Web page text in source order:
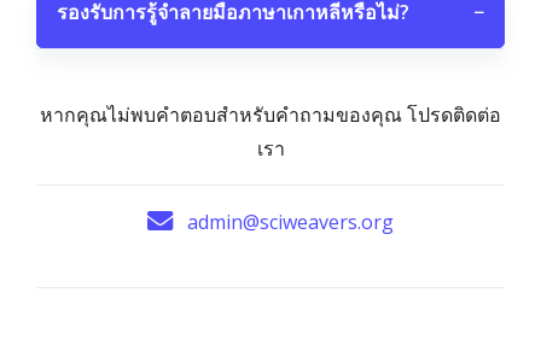
รองรับการรู้จำลายมือภาษาเกาหลีหรือไม่? −
หากคุณไม่พบคำตอบสำหรับคำถามของคุณ โปรดติดต่อ
เรา
admin@sciweavers.org